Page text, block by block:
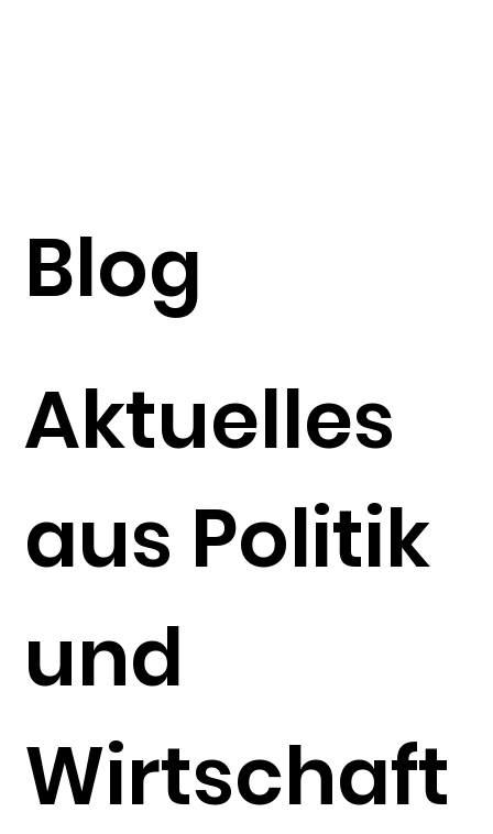
Blog
Aktuelles
aus Politik
und
Wirtschaft